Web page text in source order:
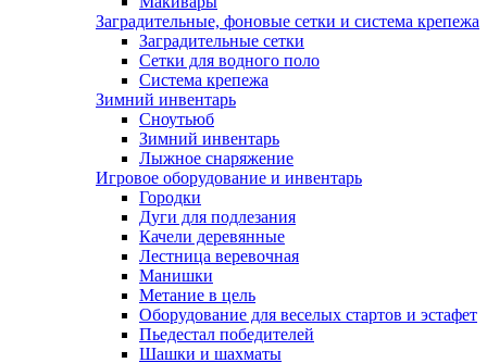
Заградительные, фоновые сетки и система крепежа
Заградительные сетки
Сетки для водного поло
Система крепежа
Зимний инвентарь
Сноутьюб
Зимний инвентарь
Лыжное снаряжение
Игровое оборудование и инвентарь
Городки
Дуги для подлезания
Качели деревянные
Лестница веревочная
Манишки
Метание в цель
Оборудование для веселых стартов и эстафет
Пьедестал победителей
Шашки и шахматы